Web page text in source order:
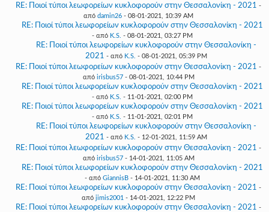
RE: Ποιοί τύποι λεωφορείων κυκλοφορούν στην Θεσσαλονίκη - 2021 -
από damin26 - 08-01-2021, 10:39 AM
RE: Ποιοί τύποι λεωφορείων κυκλοφορούν στην Θεσσαλονίκη - 2021
- από K.S. - 08-01-2021, 03:27 PM
RE: Ποιοί τύποι λεωφορείων κυκλοφορούν στην Θεσσαλονίκη -
2021 - από K.S. - 08-01-2021, 05:39 PM
RE: Ποιοί τύποι λεωφορείων κυκλοφορούν στην Θεσσαλονίκη - 2021 -
από irisbus57- 08-01-2021, 10:44 PM
RE: Ποιοί τύποι λεωφορείων κυκλοφορούν στην Θεσσαλονίκη - 2021
- από K.S. - 11-01-2021, 02:00 PM
RE: Ποιοί τύποι λεωφορείων κυκλοφορούν στην Θεσσαλονίκη - 2021
- από K.S. - 11-01-2021, 02:01 PM
RE: Ποιοί τύποι λεωφορείων κυκλοφορούν στην Θεσσαλονίκη -
2021 - από K.S. - 12-01-2021, 11:59 AM
RE: Ποιοί τύποι λεωφορείων κυκλοφορούν στην Θεσσαλονίκη - 2021 -
από irisbus57- 14-01-2021, 11:05 AM
RE: Ποιοί τύποι λεωφορείων κυκλοφορούν στην Θεσσαλονίκη - 2021
- από GiannisB - 14-01-2021, 11:30 AM
RE: Ποιοί τύποι λεωφορείων κυκλοφορούν στην Θεσσαλονίκη - 2021 -
από jimis2001 - 14-01-2021, 12:22 PM
RE: Ποιοί τύποι λεωφορείων κυκλοφορούν στην Θεσσαλονίκη - 2021 -